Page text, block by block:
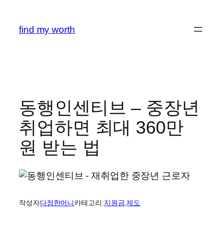
find my worth
동행인센티브 – 중장년
취업하면 최대 360만
원 받는 법
작성자다정한머니카테고리:지원금,제도